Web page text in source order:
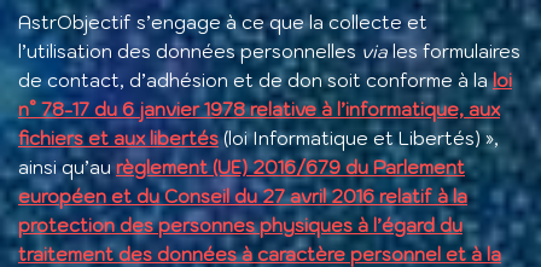
AstrObjectif s’engage à ce que la collecte et
l’utilisation des données personnelles viales formulaires
de contact, d’adhésion et de don soit conforme à laloi
n° 78-17 du 6 janvier 1978 relative à l’informatique, aux
fichiers et aux libertés(loi Informatique et Libertés) »,
ainsi qu’aurèglement (UE) 2016/679 du Parlement
européen et du Conseil du 27 avril 2016 relatif à la
protection des personnes physiques à l’égard du
traitement des données à caractère personnel et à la